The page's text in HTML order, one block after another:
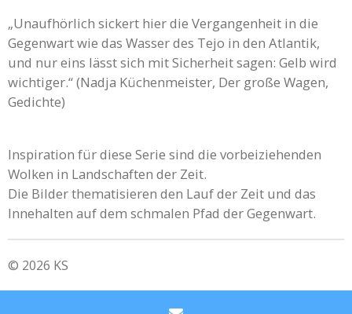
„Unaufhörlich sickert hier die Vergangenheit in die
Gegenwart wie das Wasser des Tejo in den Atlantik,
und nur eins lässt sich mit Sicherheit sagen: Gelb wird
wichtiger.“ (Nadja Küchenmeister, Der große Wagen,
Gedichte)
Inspiration für diese Serie sind die vorbeiziehenden
Wolken in Landschaften der Zeit.
Die Bilder thematisieren den Lauf der Zeit und das
Innehalten auf dem schmalen Pfad der Gegenwart.
© 2026 KS